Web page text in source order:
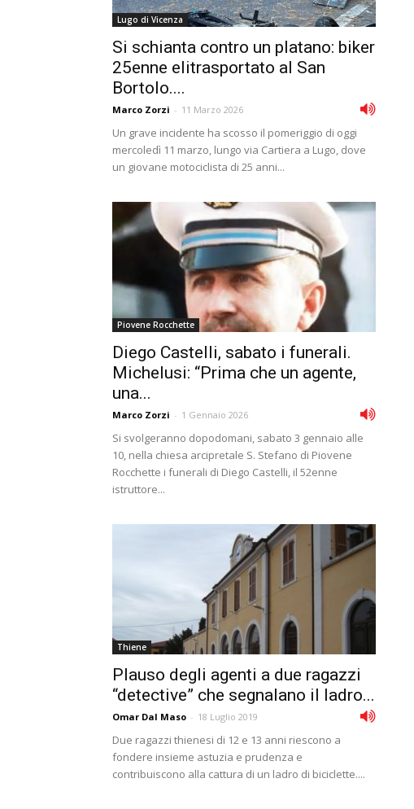
Lugo di Vicenza
Si schianta contro un platano: biker
25enne elitrasportato al San
Bortolo....
Marco Zorzi - 11 Marzo 2026
Un grave incidente ha scosso il pomeriggio di oggi
mercoledì 11 marzo, lungo via Cartiera a Lugo, dove
un giovane motociclista di 25 anni...
Piovene Rocchette
Diego Castelli, sabato i funerali.
Michelusi: “Prima che un agente,
una...
Marco Zorzi - 1 Gennaio 2026
Si svolgeranno dopodomani, sabato 3 gennaio alle
10, nella chiesa arcipretale S. Stefano di Piovene
Rocchette i funerali di Diego Castelli, il 52enne
istruttore...
Thiene
Plauso degli agenti a due ragazzi
“detective” che segnalano il ladro...
Omar Dal Maso - 18 Luglio 2019
Due ragazzi thienesi di 12 e 13 anni riescono a
fondere insieme astuzia e prudenza e
contribuiscono alla cattura di un ladro di biciclette....